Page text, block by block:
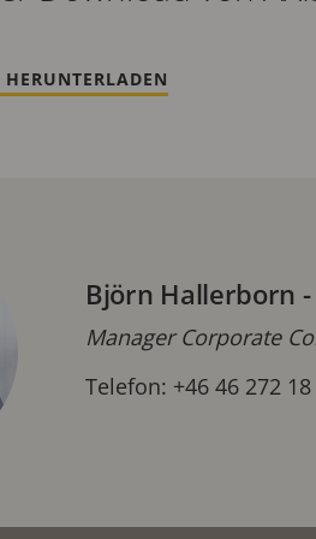
HERUNTERLADEN
Björn Hallerborn
Manager Corporate
Telefon: +46 46 272